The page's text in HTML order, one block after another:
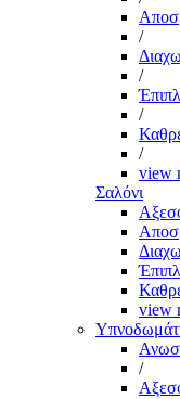
/
/
/
/
view
Σαλόνι
view
/